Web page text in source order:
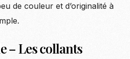
de couleur et d’originalité à
– Les collants